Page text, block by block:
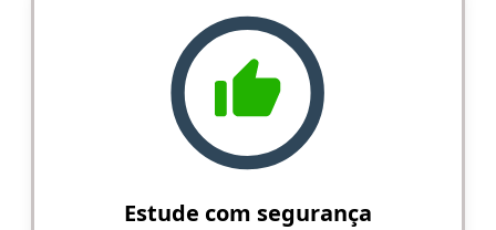
Estude com segurança